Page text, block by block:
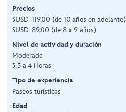
Precios
$USD 119,00 (de 10 años en adelante)
$USD 89,00 (de 8 a 9 años)
Nivel de actividad y duración
Moderado
3.5 a 4 Horas
Tipo de experiencia
Paseos turísticos
Edad